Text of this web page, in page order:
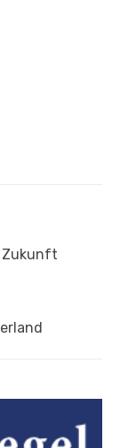
Zukunft